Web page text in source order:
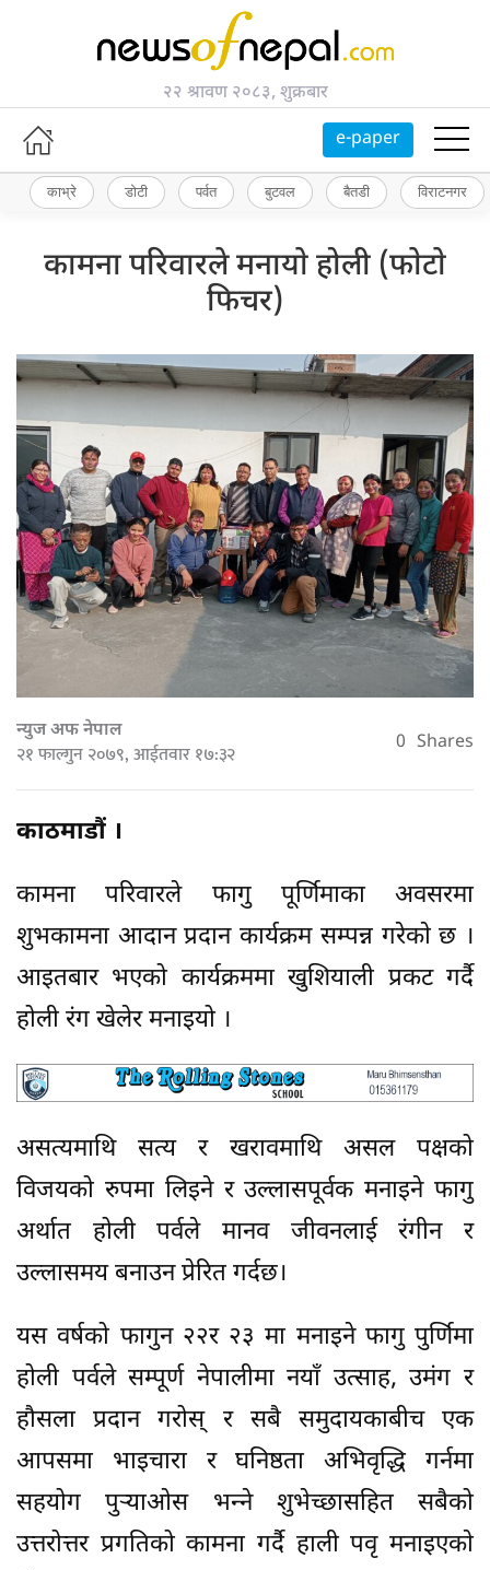
२२ श्रावण २०८३, शुक्रबार
e-paper
काभ्रे डोटी पर्वत बुटवल बैतडी विराटनगर
कामना परिवारले मनायाे होली (फाेटाे
फिचर)
न्युज अफ नेपाल
२१ फाल्गुन २०७९, आईतवार १७:३२ 0 Shares
काठमाडौं ।
कामना परिवारले फागु पूर्णिमाका अवसरमा
शुभकामना आदान प्रदान कार्यक्रम सम्पन्न गरेकाे छ ।
आइतबार भएको कार्यक्रममा खुशियाली प्रकट गर्दै
होली रंग खेलेर मनाइयो ।
असत्यमाथि सत्य र खरावमाथि असल पक्षको
विजयको रुपमा लिइने र उल्लासपूर्वक मनाइने फागु
अर्थात होली पर्वले मानव जीवनलाई रंगीन र
उल्लासमय बनाउन प्रेरित गर्दछ।
यस वर्षको फागुन २२र २३ मा मनाइने फागु पुर्णिमा
होली पर्वले सम्पूर्ण नेपालीमा नयाँ उत्साह, उमंग र
हौसला प्रदान गरोस् र सबै समुदायकाबीच एक
आपसमा भाइचारा र घनिष्ठता अभिवृद्धि गर्नमा
सहयोग पुर्‍याओस भन्‍ने शुभेच्छासहित सबैको
उत्तरोत्तर प्रगतिको कामना गर्दै हाली पवृ मनाइएकाे